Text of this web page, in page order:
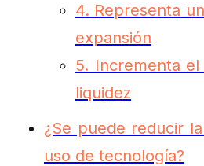
4. Representa
expansión
5. Incrementa
liquidez
¿Se puede reducir
uso de tecnología?